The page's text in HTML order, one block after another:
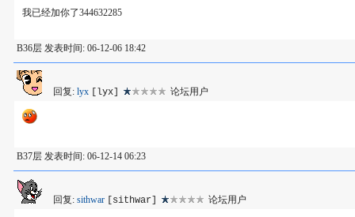
我已经加你了344632285
B36层 发表时间: 06-12-06 18:42
回复: lyx [lyx] 论坛用户
B37层 发表时间: 06-12-14 06:23
回复: sithwar [sithwar] 论坛用户